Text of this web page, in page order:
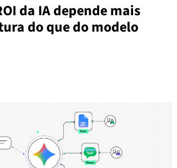
da IA depende mais
do que do modelo